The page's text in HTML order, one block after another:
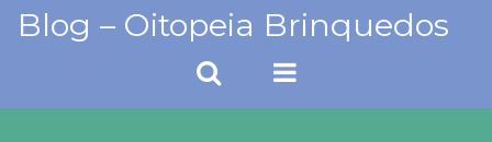
SkipBlog – Oitopeia Brinquedos